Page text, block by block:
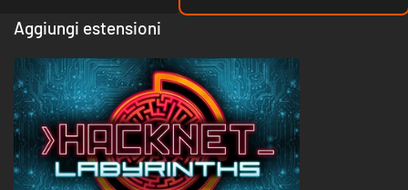
Aggiungi estensioni